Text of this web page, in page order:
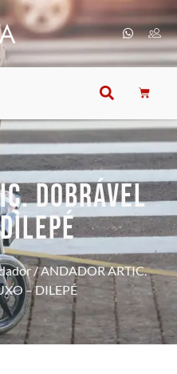
DOBRÁVEL
/ ANDADOR ARTIC.
– DILEPÉ